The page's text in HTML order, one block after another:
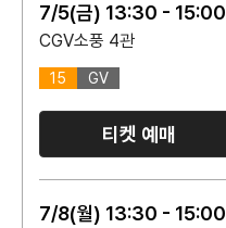
7/5(금) 13:30 - 15:00
CGV소풍 4관
15 GV
티켓 예매
7/8(월) 13:30 - 15:00